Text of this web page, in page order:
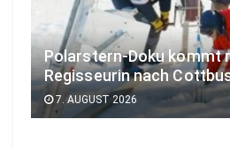
Polarstern-Doku kommt
Regisseurin nach
7. AUGUST 2026